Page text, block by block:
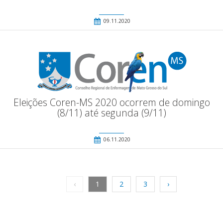
09.11.2020
Eleições Coren-MS 2020 ocorrem de domingo
(8/11) até segunda (9/11)
06.11.2020
‹ 1 2 3 ›